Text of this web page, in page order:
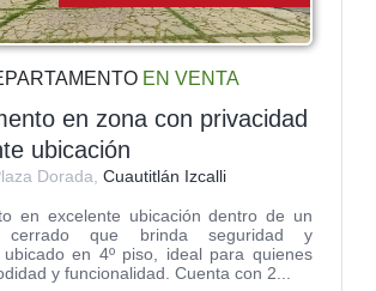
EN VENTA
en zona con privacidad
ubicación
Dorada, Cuautitlán Izcalli
en excelente ubicación dentro de un
cerrado que brinda seguridad y
ubicado en 4º piso, ideal para quienes
y funcionalidad. Cuenta con 2...